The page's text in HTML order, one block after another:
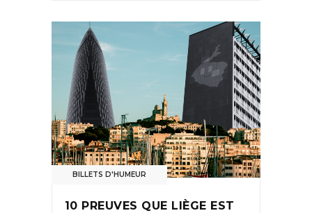
BILLETS D'HUMEUR
10 PREUVES QUE LIÈGE EST